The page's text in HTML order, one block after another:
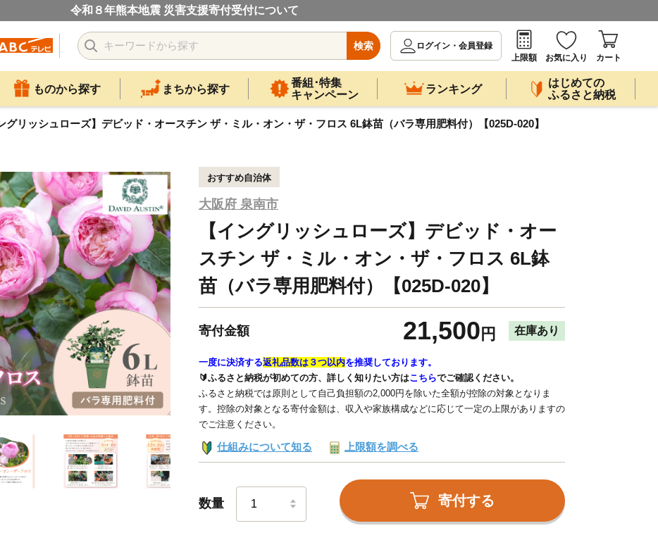
令和８年熊本地震 災害支援寄付受付について
検索
ログイン・会員登録
上限額
お気に入り カート
ものから探す まちから探す
番組･特集
キャンペーン
ランキング
はじめての
ふるさと納税
グリッシュローズ】デビッド・オースチン ザ・ミル・オン・ザ・フロス 6L鉢苗（バラ専用肥料付）【025D-020】
おすすめ自治体
大阪府 泉南市
【イングリッシュローズ】デビッド・オー
スチン ザ・ミル・オン・ザ・フロス 6L鉢
苗（バラ専用肥料付）【025D-020】
寄付金額 21,500 円 在庫あり
一度に決済する返礼品数は３つ以内を推奨しております。
🔰ふるさと納税が初めての方、詳しく知りたい方はこちらでご確認ください。
ふるさと納税では原則として自己負担額の2,000円を除いた全額が控除の対象となりま
す。控除の対象となる寄付金額は、収入や家族構成などに応じて一定の上限がありますの
でご注意ください。
仕組みについて知る 上限額を調べる
数量 寄付する